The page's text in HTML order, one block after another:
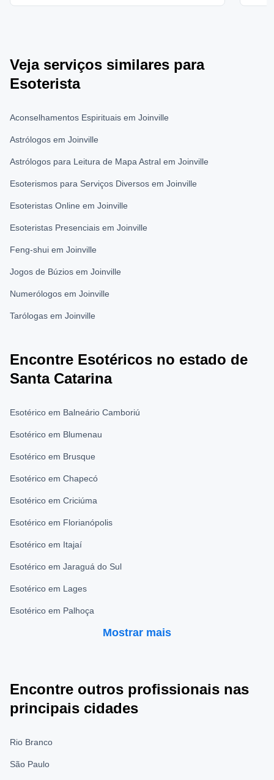
Veja serviços similares para
Esoterista
Aconselhamentos Espirituais em Joinville
Astrólogos em Joinville
Astrólogos para Leitura de Mapa Astral em Joinville
Esoterismos para Serviços Diversos em Joinville
Esoteristas Online em Joinville
Esoteristas Presenciais em Joinville
Feng-shui em Joinville
Jogos de Búzios em Joinville
Numerólogos em Joinville
Tarólogas em Joinville
Encontre Esotéricos no estado de
Santa Catarina
Esotérico em Balneário Camboriú
Esotérico em Blumenau
Esotérico em Brusque
Esotérico em Chapecó
Esotérico em Criciúma
Esotérico em Florianópolis
Esotérico em Itajaí
Esotérico em Jaraguá do Sul
Esotérico em Lages
Esotérico em Palhoça
Mostrar mais
Encontre outros profissionais nas
principais cidades
Rio Branco
São Paulo